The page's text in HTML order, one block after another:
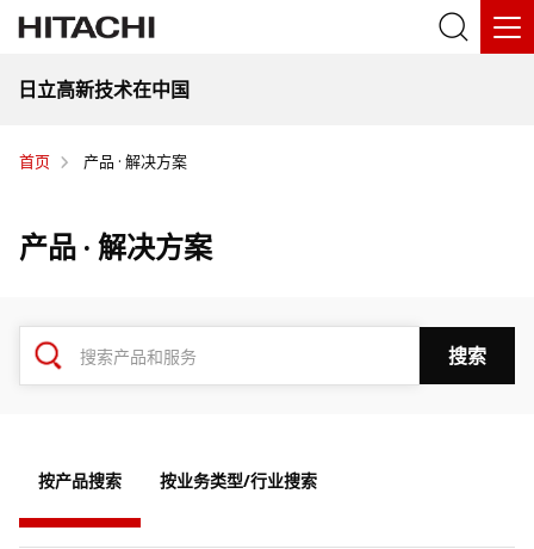
日立高新技术在中国
首页 产品 · 解决方案
产品 · 解决方案
按产品搜索 按业务类型/行业搜索